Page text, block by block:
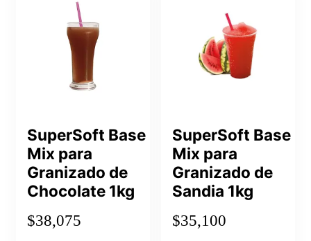
SuperSoft Base
Mix para
Granizado de
Chocolate 1kg
$38,075
SuperSoft Base
Mix para
Granizado de
Sandia 1kg
$35,100